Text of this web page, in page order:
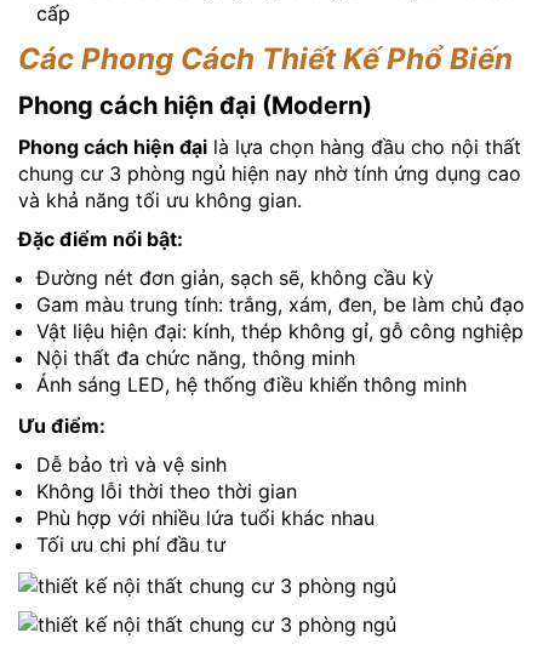
cấp
Các Phong Cách Thiết Kế Phổ Biến
Phong cách hiện đại (Modern)
Phong cách hiện đại là lựa chọn hàng đầu cho nội thất
chung cư 3 phòng ngủ hiện nay nhờ tính ứng dụng cao
và khả năng tối ưu không gian.
Đặc điểm nổi bật:
Đường nét đơn giản, sạch sẽ, không cầu kỳ
Gam màu trung tính: trắng, xám, đen, be làm chủ đạo
Vật liệu hiện đại: kính, thép không gỉ, gỗ công nghiệp
Nội thất đa chức năng, thông minh
Ánh sáng LED, hệ thống điều khiển thông minh
Ưu điểm:
Dễ bảo trì và vệ sinh
Không lỗi thời theo thời gian
Phù hợp với nhiều lứa tuổi khác nhau
Tối ưu chi phí đầu tư